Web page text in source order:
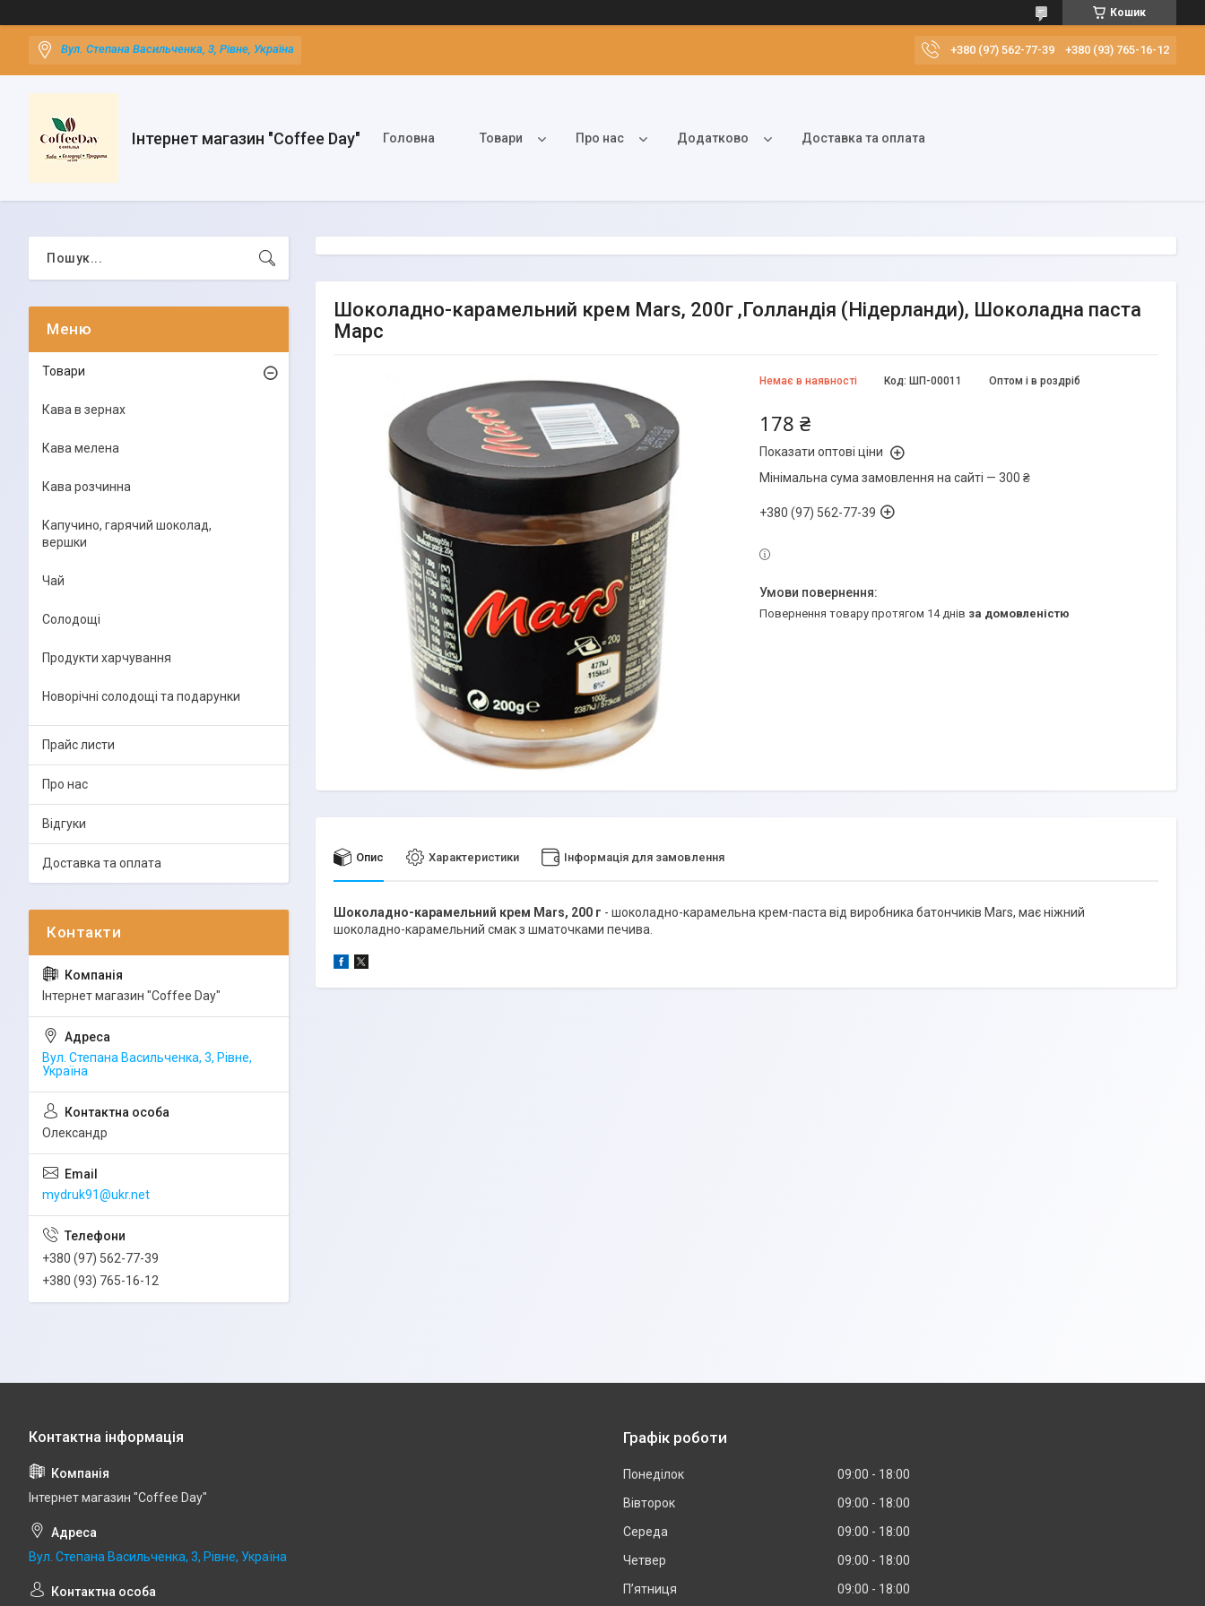
Кошик
Вул. Степана Васильченка, 3, Рівне, Україна +380 (97) 562-77-39 +380 (93) 765-16-12
Інтернет магазин "Coffee Day" Головна Товари Про нас Додатково Доставка та оплата
Шоколадно-карамельний крем Mars, 200г ,Голландія (Нідерланди), Шоколадна паста
Марс
Немає в наявності Оптом і в роздріб
Код: ШП-00011
178 ₴
Показати оптові ціни
Мінімальна сума замовлення на сайті — 300 ₴
+380 (97) 562-77-39
повернення товару протягом 14 днів за домовленістю
Опис Характеристики Інформація для замовлення
Шоколадно-карамельний крем Mars, 200 г - шоколадно-карамельна крем-паста від виробника батончиків Mars, має ніжний
шоколадно-карамельний смак з шматочками печива.
Товари
Кава в зернах
Кава мелена
Кава розчинна
Капучино, гарячий шоколад,
вершки
Чай
Солодощі
Продукти харчування
Новорічні солодощі та подарунки
Прайс листи
Про нас
Відгуки
Доставка та оплата
Інтернет магазин "Coffee Day"
Вул. Степана Васильченка, 3, Рівне,
Україна
Олександр
mydruk91@ukr.net
+380 (97) 562-77-39
+380 (93) 765-16-12
Інтернет магазин "Coffee Day"
Вул. Степана Васильченка, 3, Рівне, Україна
Графік роботи
Понеділок 09:00
18:00
Вівторок
09:00
18:00
Середа
09:00
18:00
Четвер
09:00
18:00
Пʼятниця
09:00 18:00